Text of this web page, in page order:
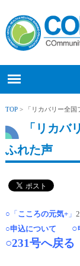
TOP> 「リカバリー全国
「リカバ
ふれた声
○「 こころの元気+」
○申込について ○
○231号へ戻る